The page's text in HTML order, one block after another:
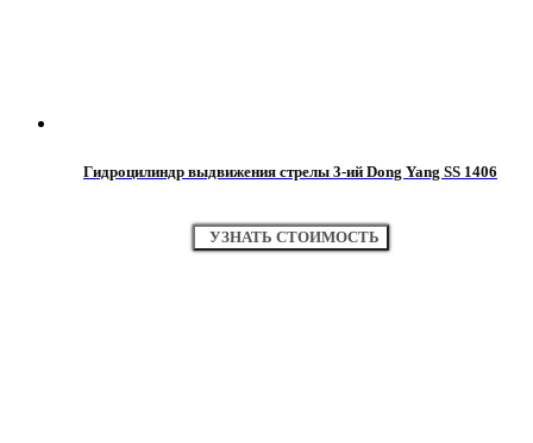
Гидроцилиндр выдвижения стрелы 3-ий Dong Yang SS 1406
УЗНАТЬ СТОИМОСТЬ